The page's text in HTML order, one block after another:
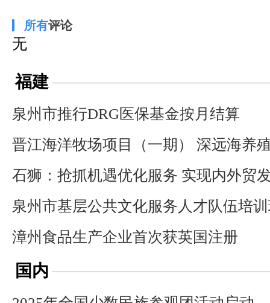
所有评论
无
福建
泉州市推行DRG医保基金按月结算
晋江海洋牧场项目（一期） 深远海养
石狮：抢抓机遇优化服务 实现内外贸
泉州市基层公共文化服务人才队伍培
漳州食品生产企业首次获英国注册
国内